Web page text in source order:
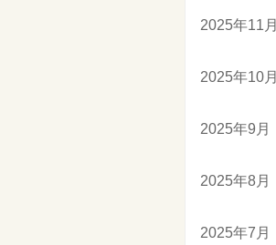
2025年11月
2025年10月
2025年9月
2025年8月
2025年7月